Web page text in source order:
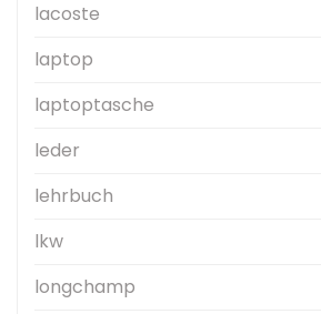
lacoste
laptop
laptoptasche
leder
lehrbuch
lkw
longchamp